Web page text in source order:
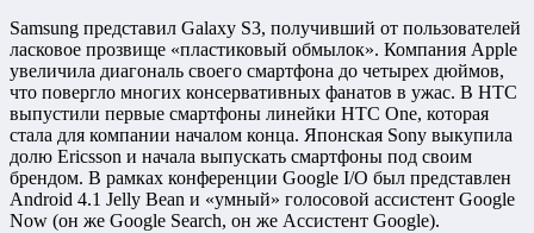
Samsung представил Galaxy S3, получивший от пользователей
ласковое прозвище «пластиковый обмылок». Компания Apple
увеличила диагональ своего смартфона до четырех дюймов,
что повергло многих консервативных фанатов в ужас. В HTC
выпустили первые смартфоны линейки HTC One, которая
стала для компании началом конца. Японская Sony выкупила
долю Ericsson и начала выпускать смартфоны под своим
брендом. В рамках конференции Google I/O был представлен
Android 4.1 Jelly Bean и «умный» голосовой ассистент Google
Now (он же Google Search, он же Ассистент Google).